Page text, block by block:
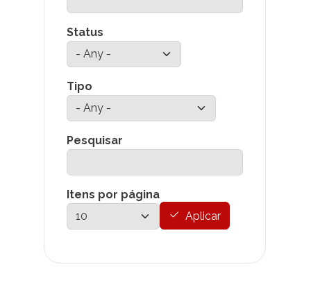
Status
Tipo
Pesquisar
Itens por página
Aplicar